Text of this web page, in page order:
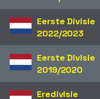
Eerste Divisie
2022/2023
Eerste Divisie
2019/2020
Eredivisie